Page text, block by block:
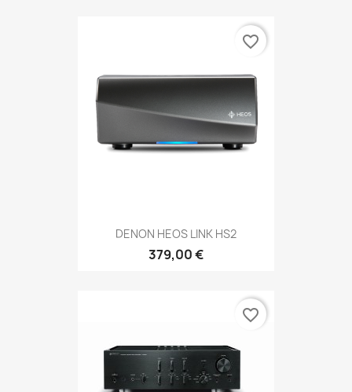
DENON HEOS LINK HS2
379,00 €
favorite_border
favorite_border